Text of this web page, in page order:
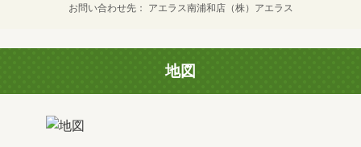
お問い合わせ先 アエラス南浦和店（株）アエラス
地図